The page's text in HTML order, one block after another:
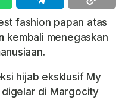
fashion papan atas
kembali menegaskan
hijab eksklusif My
digelar di Margocity